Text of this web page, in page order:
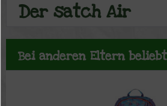
Der satch Air
Bei anderen Eltern beliebt